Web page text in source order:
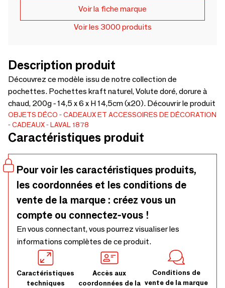
Voir la fiche marque
Voir les 3000 produits
Description produit
Découvrez ce modèle issu de notre collection de
pochettes. Pochettes kraft naturel, Volute doré, dorure à
chaud, 200g - 14,5 x 6 x H 14,5cm (x20). Découvrir le produit
OBJETS DÉCO
CADEAUX ET ACCESSOIRES DE DÉCORATION
CADEAUX
LAVAL 1878
Caractéristiques produit
Pour voir les caractéristiques produits,
les coordonnées et les conditions de
vente de la marque : créez vous un
compte ou connectez-vous !
En vous connectant, vous pourrez visualiser les
informations complètes de ce produit.
Caractéristiques
techniques
Accès aux
coordonnées de la
Conditions de
vente de la marque